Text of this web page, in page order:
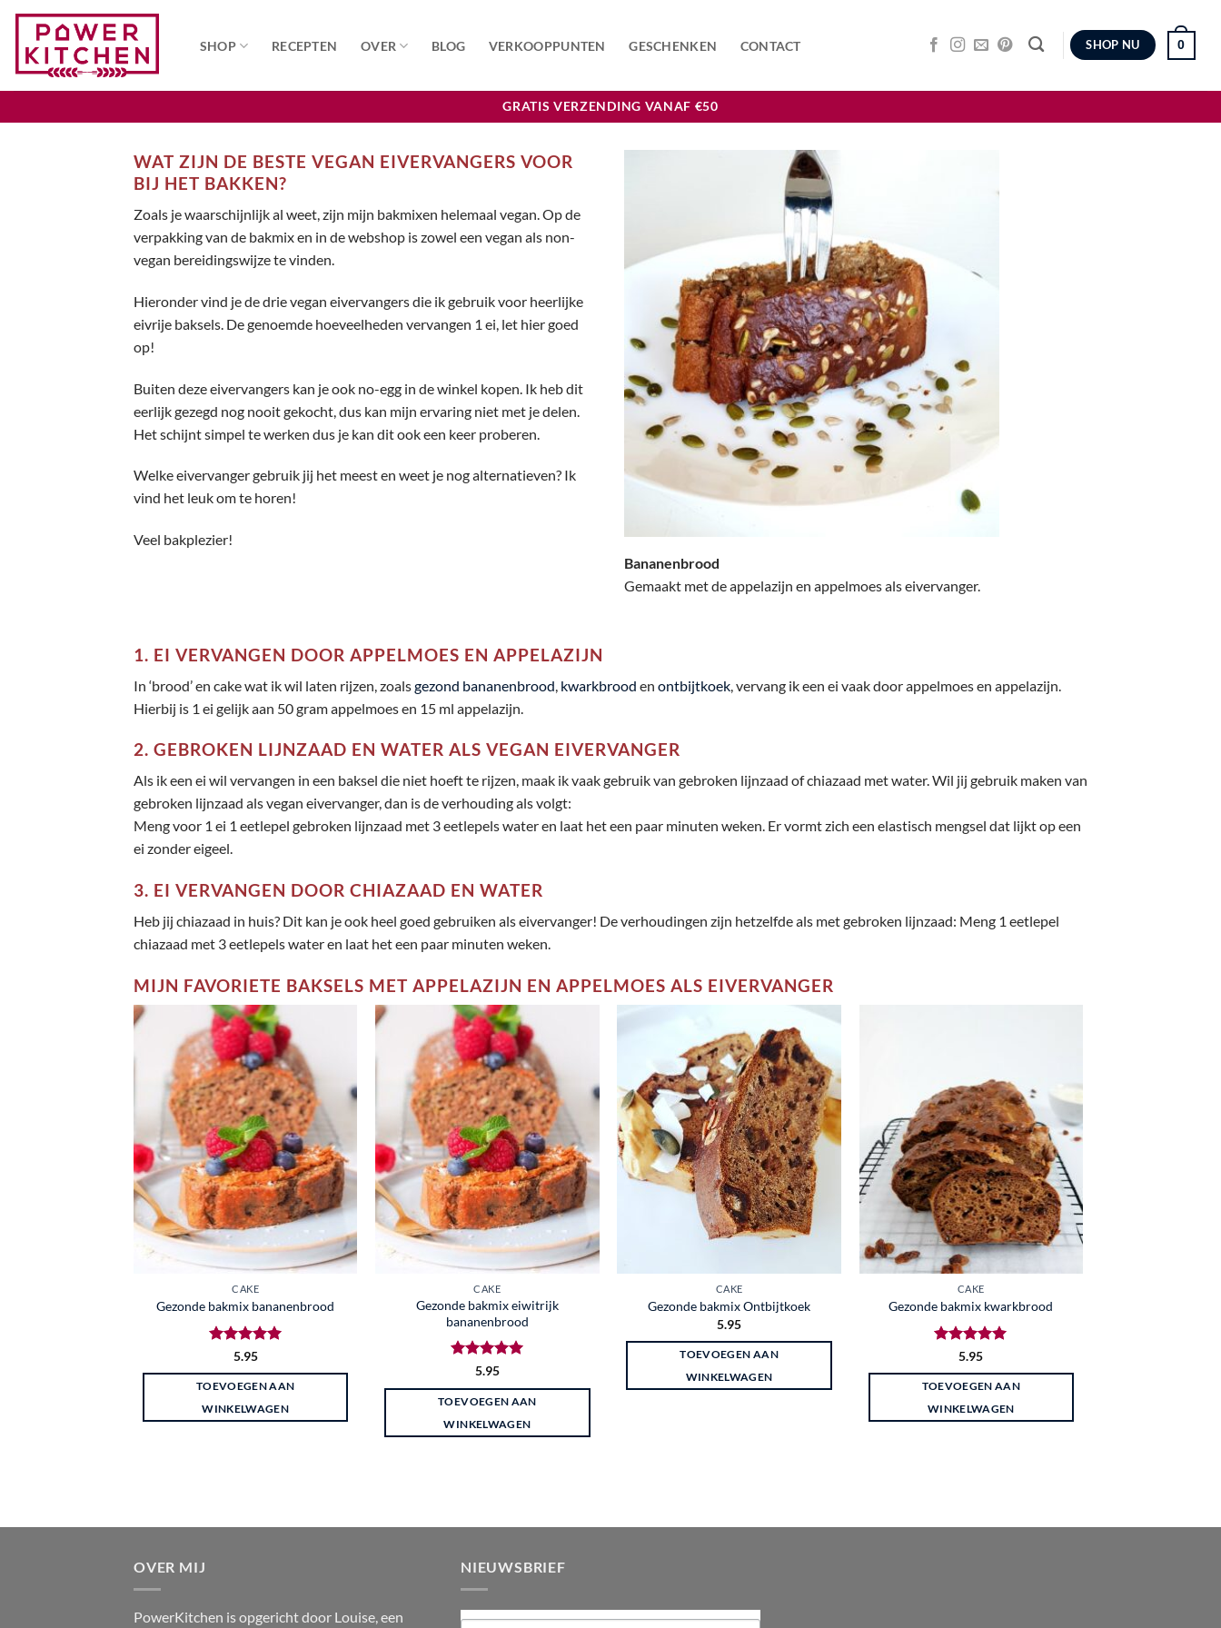
Ga
inhoud
SHOP RECEPTEN OVER BLOG VERKOOPPUNTEN GESCHENKEN CONTACT SHOP NU 0
GRATIS VERZENDING VANAF €50
WAT ZIJN DE BESTE VEGAN EIVERVANGERS VOOR
BIJ HET BAKKEN?
Zoals je waarschijnlijk al weet, zijn mijn bakmixen helemaal vegan. Op de
verpakking van de bakmix en in de webshop is zowel een vegan als non-
vegan bereidingswijze te vinden.
Hieronder vind je de drie vegan eivervangers die ik gebruik voor heerlijke
eivrije baksels. De genoemde hoeveelheden vervangen 1 ei, let hier goed
op!
Buiten deze eivervangers kan je ook no-egg in de winkel kopen. Ik heb dit
eerlijk gezegd nog nooit gekocht, dus kan mijn ervaring niet met je delen.
Het schijnt simpel te werken dus je kan dit ook een keer proberen.
Welke eivervanger gebruik jij het meest en weet je nog alternatieven? Ik
vind het leuk om te horen!
Veel bakplezier!
Bananenbrood
Gemaakt met de appelazijn en appelmoes als eivervanger.
1. EI VERVANGEN DOOR APPELMOES EN APPELAZIJN
In ‘brood’ en cake wat ik wil laten rijzen, zoalsgezond bananenbrood kwarkbrood en ontbijtkoek , vervang ik een ei vaak door appelmoes en appelazijn.
Hierbij is 1 ei gelijk aan 50 gram appelmoes en 15 ml appelazijn.
2. GEBROKEN LIJNZAAD EN WATER ALS VEGAN EIVERVANGER
Als ik een ei wil vervangen in een baksel die niet hoeft te rijzen, maak ik vaak gebruik van gebroken lijnzaad of chiazaad met water. Wil jij gebruik maken van
gebroken lijnzaad als vegan eivervanger, dan is de verhouding als volgt:
Meng voor 1 ei 1 eetlepel gebroken lijnzaad met 3 eetlepels water en laat het een paar minuten weken. Er vormt zich een elastisch mengsel dat lijkt op een
ei zonder eigeel.
3. EI VERVANGEN DOOR CHIAZAAD EN WATER
Heb jij chiazaad in huis? Dit kan je ook heel goed gebruiken als eivervanger! De verhoudingen zijn hetzelfde als met gebroken lijnzaad: Meng 1 eetlepel
chiazaad met 3 eetlepels water en laat het een paar minuten weken.
MIJN FAVORIETE BAKSELS MET APPELAZIJN EN APPELMOES ALS EIVERVANGER
Toevoegen
aan
wenslijst
CAKE
Gezonde bakmix bananenbrood
Gewaardeerd
5.95
TOEVOEGEN AAN
WINKELWAGEN
Toevoegen
aan
wenslijst
CAKE
Gezonde bakmix eiwitrijk
bananenbrood
Gewaardeerd
5.95
TOEVOEGEN AAN
WINKELWAGEN
Toevoegen
aan
wenslijst
CAKE
Gezonde bakmix Ontbijtkoek
5.95
TOEVOEGEN AAN
WINKELWAGEN
CAKE
Gezonde bakmix kwarkbrood
Gewaardeerd
5.95
TOEVOEGEN AAN
WINKELWAGEN
OVER MIJ
PowerKitchen is opgericht door Louise, een
NIEUWSBRIEF